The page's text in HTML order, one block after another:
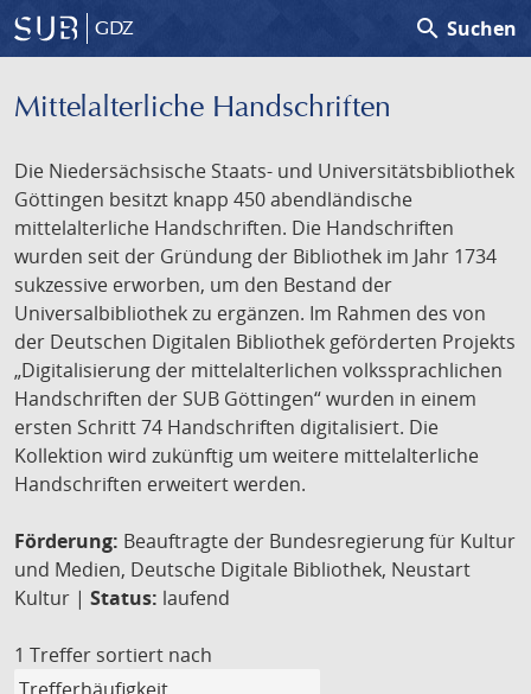
GDZ search Suchen
Mittelalterliche Handschriften
Die Niedersächsische Staats- und Universitätsbibliothek
Göttingen besitzt knapp 450 abendländische
mittelalterliche Handschriften. Die Handschriften
wurden seit der Gründung der Bibliothek im Jahr 1734
sukzessive erworben, um den Bestand der
Universalbibliothek zu ergänzen. Im Rahmen des von
der Deutschen Digitalen Bibliothek geförderten Projekts
„Digitalisierung der mittelalterlichen volkssprachlichen
Handschriften der SUB Göttingen“ wurden in einem
ersten Schritt 74 Handschriften digitalisiert. Die
Kollektion wird zukünftig um weitere mittelalterliche
Handschriften erweitert werden.
Förderung: Beauftragte der Bundesregierung für Kultur
und Medien, Deutsche Digitale Bibliothek, Neustart
Kultur | Status: laufend
1 Treffer sortiert nach